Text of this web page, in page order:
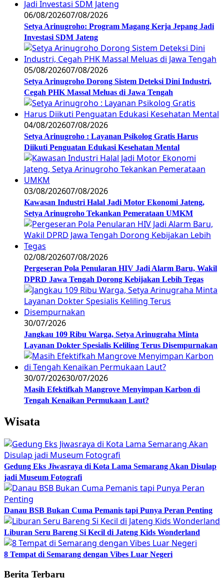
06/08/202607/08/2026
Setya Arinugroho: Program Magang Kerja Jepang Jadi
Investasi SDM Jateng
05/08/202607/08/2026
Setya Arinugroho Dorong Sistem Deteksi Dini Industri,
Cegah PHK Massal Meluas di Jawa Tengah
04/08/202607/08/2026
Setya Arinugroho : Layanan Psikolog Gratis Harus
Diikuti Penguatan Edukasi Kesehatan Mental
03/08/202607/08/2026
Kawasan Industri Halal Jadi Motor Ekonomi Jateng,
Setya Arinugroho Tekankan Pemerataan UMKM
02/08/202607/08/2026
Pergeseran Pola Penularan HIV Jadi Alarm Baru, Wakil
DPRD Jawa Tengah Dorong Kebijakan Lebih Tegas
30/07/2026
Jangkau 109 Ribu Warga, Setya Arinugraha Minta
Layanan Dokter Spesialis Keliling Terus Disempurnakan
30/07/202630/07/2026
Masih Efektifkah Mangrove Menyimpan Karbon di
Tengah Kenaikan Permukaan Laut?
Wisata
Gedung Eks Jiwasraya di Kota Lama Semarang Akan Disulap
jadi Museum Fotografi
Danau BSB Bukan Cuma Pemanis tapi Punya Peran Penting
Liburan Seru Bareng Si Kecil di Jateng Kids Wonderland
8 Tempat di Semarang dengan Vibes Luar Negeri
Berita Terbaru